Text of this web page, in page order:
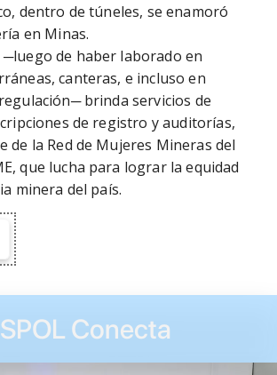
dentro de túneles, se enamoró
en Minas.
de haber laborado en
canteras, e incluso en
brinda servicios de
de registro y auditorías,
de la Red de Mujeres Mineras del
que lucha para lograr la equidad
Conecta